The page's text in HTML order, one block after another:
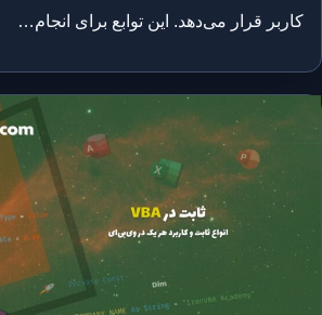
کاربر قرار می‌دهد. این توابع برای انجام…